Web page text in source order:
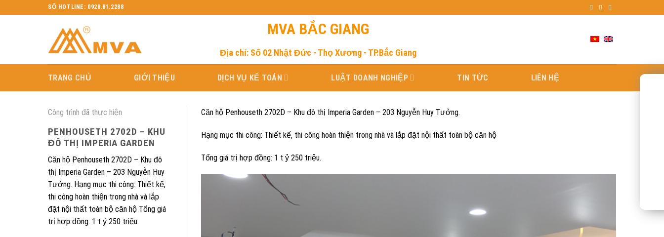
to
SỐ HOTLINE: 0928.81.2288
MVA BẮC GIANG
Địa chỉ: Số 02 Nhật Đức - Thọ Xương - TP.Bắc Giang
TRANG CHỦ GIỚI THIỆU DỊCH VỤ KẾ TOÁN LUẬT DOANH NGHIỆP TIN TỨC LIÊN HỆ
Công trình đã thực hiện
PENHOUSETH 2702D – KHU
ĐÔ THỊ IMPERIA GARDEN
Căn hộ Penhouseth 2702D – Khu đô
thị Imperia Garden – 203 Nguyễn Huy
Tưởng. Hạng mục thi công: Thiết kế,
thi công hoàn thiện trong nhà và lắp
đặt nội thất toàn bộ căn hộ Tổng giá
trị hợp đồng: 1 t ỷ 250 triệu.
Căn hộ Penhouseth 2702D – Khu đô thị Imperia Garden – 203 Nguyễn Huy Tưởng.
Hạng mục thi công: Thiết kế, thi công hoàn thiện trong nhà và lắp đặt nội thất toàn bộ căn hộ
Tổng giá trị hợp đồng: 1 t ỷ 250 triệu.